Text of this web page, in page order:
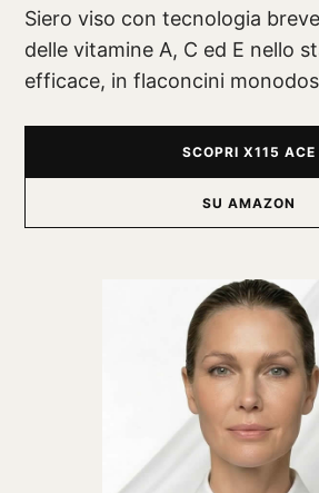
Siero viso con tecnologia
delle vitamine A, C ed E nello
efficace, in flaconcini
SCOPRI X115 ACE
SU AMAZON